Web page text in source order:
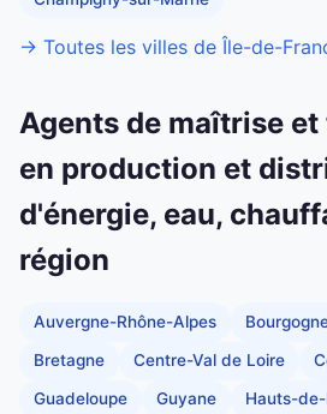
→ Toutes les villes de Île-de-
Agents de maîtrise
en production et
d'énergie, eau,
région
Auvergne-Rhône-Alpes
Bretagne Centre-Val de Loire
Guadeloupe Guyane Hauts-